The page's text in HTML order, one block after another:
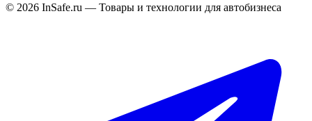
© 2026 InSafe.ru — Товары и технологии для автобизнеса